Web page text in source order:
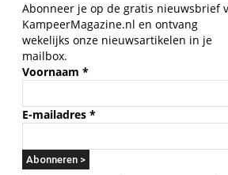
Abonneer je op de gratis nieuwsbrief
KampeerMagazine.nl en ontvang
wekelijks onze nieuwsartikelen in je
mailbox.
Voornaam *
E-mailadres *